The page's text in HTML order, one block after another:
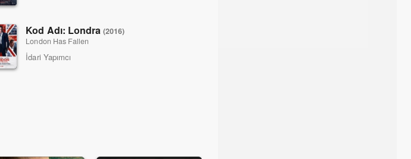
Kod Adı: Londra(2016)
London Has Fallen
İdari Yapımcı